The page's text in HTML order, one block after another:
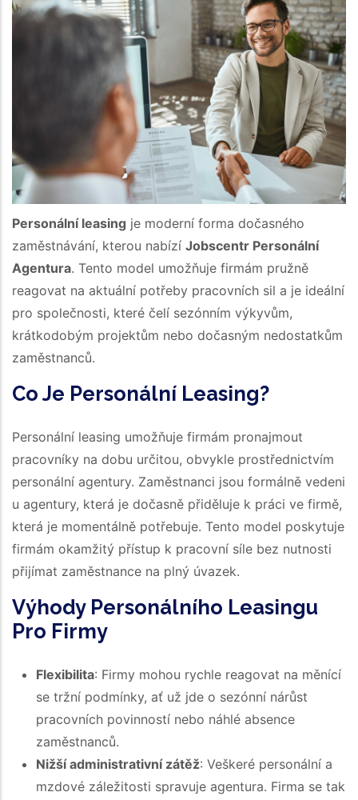
Personální leasing je moderní forma dočasného
zaměstnávání, kterou nabízí Jobsсentr Personální
Agentura. Tento model umožňuje firmám pružně
reagovat na aktuální potřeby pracovních sil a je ideální
pro společnosti, které čelí sezónním výkyvům,
krátkodobým projektům nebo dočasným nedostatkům
zaměstnanců.
Co Je Personální Leasing?
Personální leasing umožňuje firmám pronajmout
pracovníky na dobu určitou, obvykle prostřednictvím
personální agentury. Zaměstnanci jsou formálně vedeni
u agentury, která je dočasně přiděluje k práci ve firmě,
která je momentálně potřebuje. Tento model poskytuje
firmám okamžitý přístup k pracovní síle bez nutnosti
přijímat zaměstnance na plný úvazek.
Výhody Personálního Leasingu
Pro Firmy
Flexibilita: Firmy mohou rychle reagovat na měnící
se tržní podmínky, ať už jde o sezónní nárůst
pracovních povinností nebo náhlé absence
zaměstnanců.
Nižší administrativní zátěž: Veškeré personální a
mzdové záležitosti spravuje agentura. Firma se tak